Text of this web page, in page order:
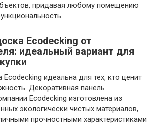
придавая любому помещению
Ecodecking от
идеальный вариант для
Ecodecking идеальна для тех, кто ценит
Декоративная панель
Ecodecking изготовлена ​​из
экологически чистых материалов,
прочностными характеристиками